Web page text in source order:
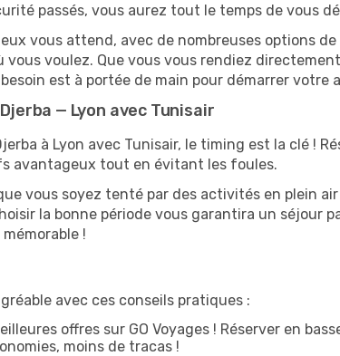
passés, vous aurez tout le temps de vous
vous attend, avec de nombreuses options
voulez. Que vous vous rendiez
est à portée de main pour démarrer
— Lyon avec Tunisair
à Lyon avec Tunisair, le timing est la clé !
avantageux tout en évitant les foules.
vous soyez tenté par des activités en plein
la bonne période vous garantira un séjour
!
avec ces conseils pratiques :
offres sur GO Voyages ! Réserver en
moins de tracas !